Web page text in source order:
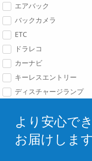
エアバック
バックカメラ
ETC
ドラレコ
カーナビ
キーレスエントリー
ディスチャージランプ
より安心で
お届けします